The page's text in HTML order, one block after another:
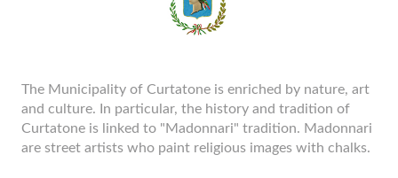
The Municipality of Curtatone is enriched by nature, art
and culture. In particular, the history and tradition of
Curtatone is linked to "Madonnari" tradition. Madonnari
are street artists who paint religious images with chalks.